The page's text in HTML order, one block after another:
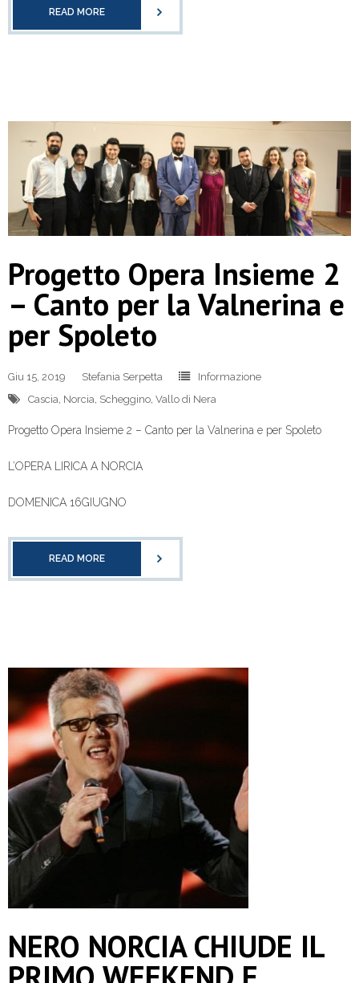
READ MORE
Progetto Opera Insieme 2
– Canto per la Valnerina e
per Spoleto
Giu 15, 2019 Stefania Serpetta
Informazione
Cascia, Norcia, Scheggino, Vallo di Nera
Progetto Opera Insieme 2 – Canto per la Valnerina e per Spoleto
L’OPERA LIRICA A NORCIA
DOMENICA 16GIUGNO
READ MORE
NERO NORCIA CHIUDE IL